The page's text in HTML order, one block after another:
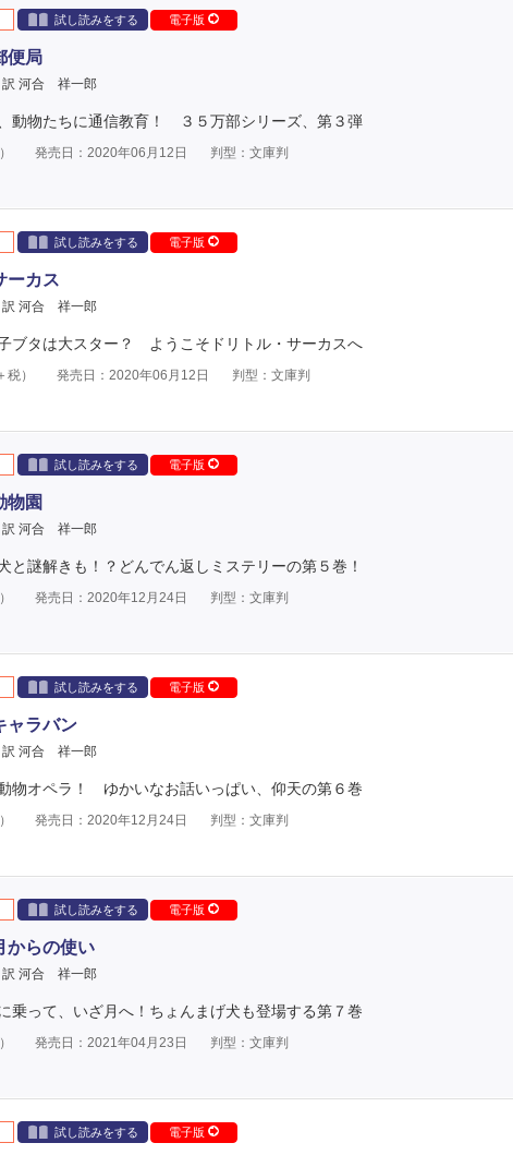
試し読みをする 電子版
便局
訳 河合 祥一郎
動物たちに通信教育！ ３５万部シリーズ、第３弾
発売日：2020年06月12日 判型：文庫判
試し読みをする 電子版
ーカス
訳 河合 祥一郎
ブタは大スター？ ようこそドリトル・サーカスへ
税） 発売日：2020年06月12日 判型：文庫判
試し読みをする 電子版
物園
訳 河合 祥一郎
と謎解きも！？どんでん返しミステリーの第５巻！
発売日：2020年12月24日 判型：文庫判
試し読みをする 電子版
ャラバン
訳 河合 祥一郎
物オペラ！ ゆかいなお話いっぱい、仰天の第６巻
発売日：2020年12月24日 判型：文庫判
試し読みをする 電子版
からの使い
訳 河合 祥一郎
乗って、いざ月へ！ちょんまげ犬も登場する第７巻
発売日：2021年04月23日 判型：文庫判
試し読みをする 電子版